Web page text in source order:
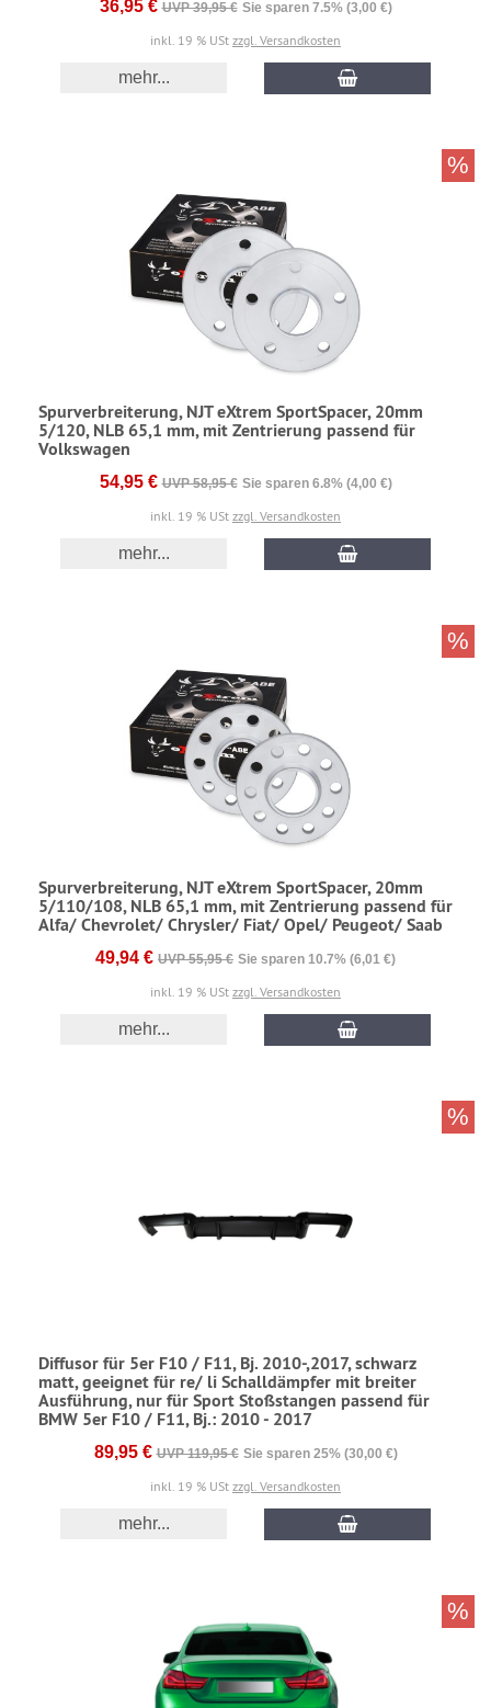
36,95 € UVP 39,95 € Sie sparen 7.5% (3,00 €)
inkl. 19 % USt zzgl. Versandkosten
mehr...
Spurverbreiterung, NJT eXtrem SportSpacer, 20mm
5/120, NLB 65,1 mm, mit Zentrierung passend für
Volkswagen
54,95 € UVP 58,95 € Sie sparen 6.8% (4,00 €)
inkl. 19 % USt zzgl. Versandkosten
mehr...
%
Spurverbreiterung, NJT eXtrem SportSpacer, 20mm
5/110/108, NLB 65,1 mm, mit Zentrierung passend für
Alfa/ Chevrolet/ Chrysler/ Fiat/ Opel/ Peugeot/ Saab
49,94 € UVP 55,95 € Sie sparen 10.7% (6,01 €)
inkl. 19 % USt zzgl. Versandkosten
mehr...
%
Diffusor für 5er F10 / F11, Bj. 2010-,2017, schwarz
matt, geeignet für re/ li Schalldämpfer mit breiter
Ausführung, nur für Sport Stoßstangen passend für
BMW 5er F10 / F11, Bj.: 2010 - 2017
89,95 € UVP 119,95 € Sie sparen 25% (30,00 €)
inkl. 19 % USt zzgl. Versandkosten
mehr...
%
%